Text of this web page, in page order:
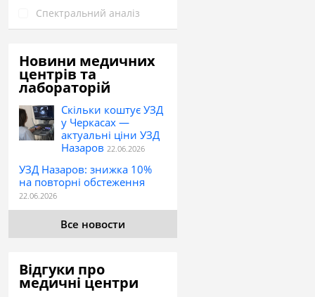
Спектральний аналіз
Новини медичних
центрів та
лабораторій
Скільки коштує УЗД
у Черкасах —
актуальні ціни УЗД
Назаров
УЗД Назаров: знижка 10%
на повторні обстеження
Все новости
Відгуки про
медичні центри